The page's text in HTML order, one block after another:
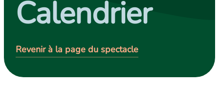
Nous soutenir
Calendrier
Revenir à la page du spectacle